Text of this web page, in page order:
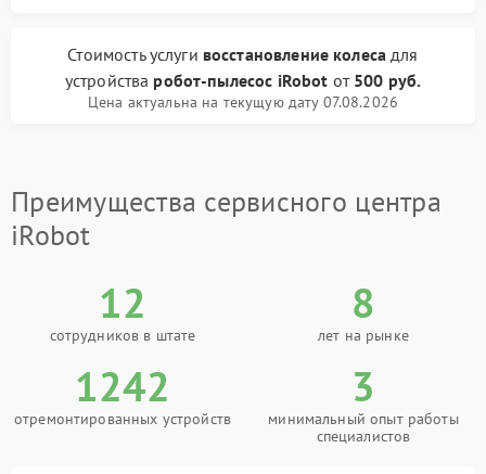
Стоимость услуги восстановление колеса для
устройства робот-пылесос iRobot от 500 руб.
Цена актуальна на текущую дату 07.08.2026
Преимущества сервисного центра
iRobot
12
сотрудников в штате
8
лет на рынке
1242
отремонтированных устройств
3
минимальный опыт работы
специалистов